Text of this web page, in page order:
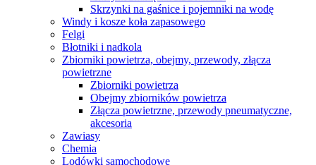
Skrzynki na gaśnice i pojemniki na wodę
Windy i kosze koła zapasowego
Felgi
Błotniki i nadkola
Zbiorniki powietrza, obejmy, przewody, złącza
powietrzne
Zbiorniki powietrza
Obejmy zbiorników powietrza
Złącza powietrzne, przewody pneumatyczne,
akcesoria
Zawiasy
Chemia
Lodówki samochodowe